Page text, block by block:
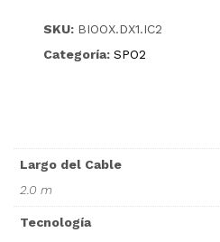
SKU: BIOOX.DX1.IC2
Categoría: SPO2
Largo del Cable
2.0 m
Tecnología